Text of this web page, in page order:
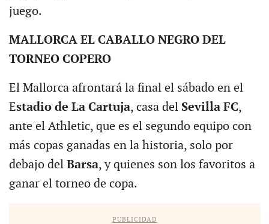
juego.
MALLORCA EL CABALLO NEGRO DEL
TORNEO COPERO
El Mallorca afrontará la final el sábado en el
Estadio de La Cartuja, casa del Sevilla FC,
ante el Athletic, que es el segundo equipo con
más copas ganadas en la historia, solo por
debajo del Barsa, y quienes son los favoritos a
ganar el torneo de copa.
PUBLICIDAD